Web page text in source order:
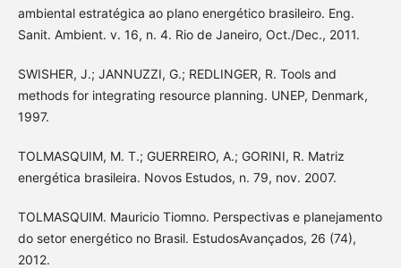
ambiental estratégica ao plano energético brasileiro. Eng.
Sanit. Ambient. v. 16, n. 4. Rio de Janeiro, Oct./Dec., 2011.
SWISHER, J.; JANNUZZI, G.; REDLINGER, R. Tools and
methods for integrating resource planning. UNEP, Denmark,
1997.
TOLMASQUIM, M. T.; GUERREIRO, A.; GORINI, R. Matriz
energética brasileira. Novos Estudos, n. 79, nov. 2007.
TOLMASQUIM. Mauricio Tiomno. Perspectivas e planejamento
do setor energético no Brasil. EstudosAvançados, 26 (74),
2012.